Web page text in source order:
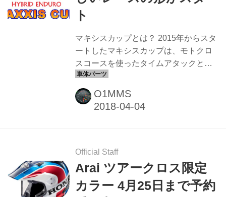
適な移動を行い、林道に到着したらゴ
えられます。 ツーリングメインのオフ
ロードライダーにはなんとも使...
ト
マキシスカップとは？ 2015年からスタ
ートしたマキシスカップは、モトクロ
スコースを使ったタイムアタックと、
クロスカントリー耐久レースの2ヒート
制のオフロードレースです。 クロスカ
ントリーは、初心者向けコースの1時間
トはモトクロスコースを使ったタイム
アタック。規定時間内なら何周走って
も良く、1台づつタイム計測がされま
す。1周のタイムが良かった順に順位が
O1MMS
Official Staff
Arai ツアークロス限定
カラー 4月25日まで予約